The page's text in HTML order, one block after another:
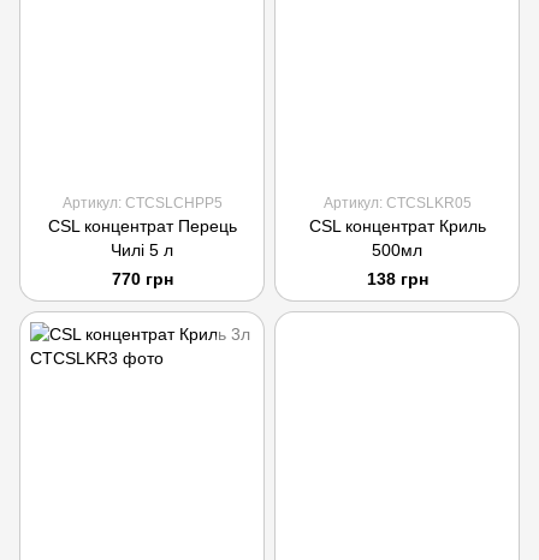
Артикул: CTCSLCHPP5
CSL концентрат Перець
Чилі 5 л
770 грн
Артикул: CTCSLKR05
CSL концентрат Криль
500мл
138 грн